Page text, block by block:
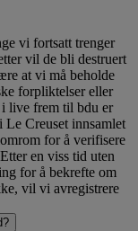
vi fortsatt trenger
vil de bli destruert
at vi må beholde
forpliktelser eller
live frem til bdu er
Le Creuset innsamlet
for å verifisere
en viss tid uten
for å bekrefte om
vil vi avregistrere